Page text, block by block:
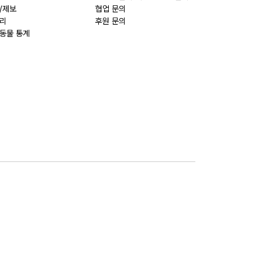
제보
물 통계
협업 문의
후원 문의